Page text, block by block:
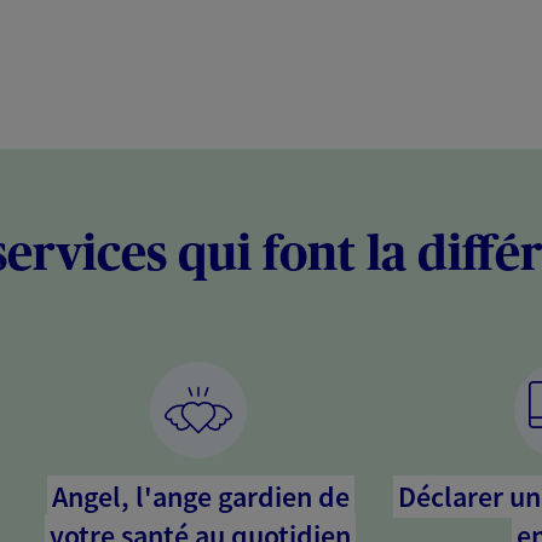
qui font la
Angel, l'ange gardien de
Déclarer